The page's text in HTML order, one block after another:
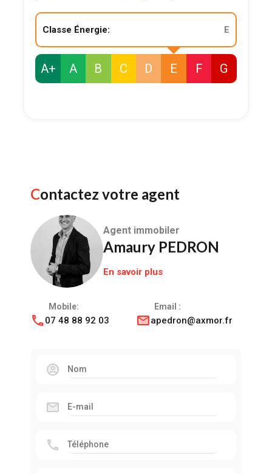
Classe Énergie: E
A+ A B C D E F G
Contactez votre agent
Agent immobiler
Amaury PEDRON
En savoir plus
Mobile:
07 48 88 92 03
Email :
apedron@axmor.fr